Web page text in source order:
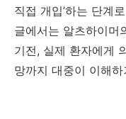
직접 개입’하는 단계
글에서는 알츠하이머
기전, 실제 환자에게
망까지 대중이 이해